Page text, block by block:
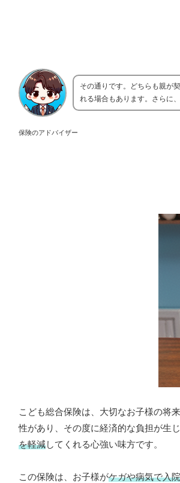
保険のアドバイザー
その通りです。どちらも親が
れる場合もあります。さらに
こども総合保険は、大切なお子様の将
性があり、その度に経済的な負担が生
を軽減してくれる心強い味方です。
この保険は、お子様がケガや病気で入